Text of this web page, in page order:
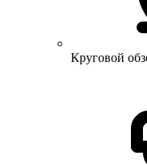
Круговой